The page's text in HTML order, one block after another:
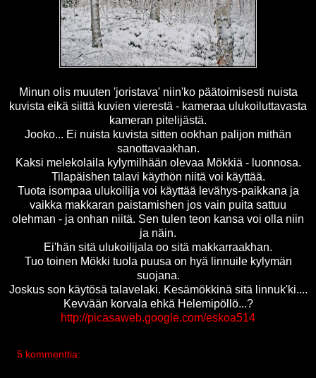
Minun olis muuten 'joristava' niin'ko päätoimisesti nuista
kuvista eikä siittä kuvien vierestä - kameraa ulukoiluttavasta
kameran pitelijästä.
Jooko... Ei nuista kuvista sitten ookhan palijon mithän
sanottavaakhan.
Kaksi melekolaila kylymilhään olevaa Mökkiä - luonnosa.
Tilapäishen talavi käythön niitä voi käyttää.
Tuota isompaa ulukoilija voi käyttää levähys-paikkana ja
vaikka makkaran paistamishen jos vain puita sattuu
olehman - ja onhan niitä. Sen tulen teon kansa voi olla niin
ja näin.
Ei'hän sitä ulukoilijala oo sitä makkarraakhan.
Tuo toinen Mökki tuola puusa on hyä linnuile kylymän
suojana.
Joskus son käytösä talavelaki. Kesämökkinä sitä linnuk'ki....
Kevvään korvala ehkä Helemipöllö...?
http://picasaweb.google.com/eskoa514
5 kommenttia: